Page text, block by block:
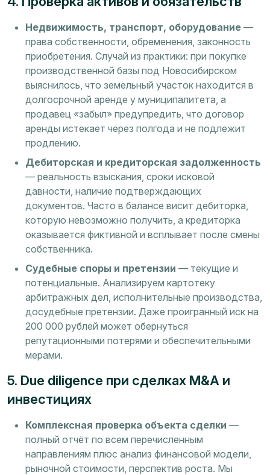
Недвижимость, транспорт, оборудование —
права собственности, обременения, законность
приобретения. Случай из практики: при покупке
производственной базы под Новосибирском
выяснилось, что земельный участок находится в
долгосрочной аренде у муниципалитета, а
продавец «забыл» предупредить, что договор
аренды истекает через полгода и не подлежит
продлению.
Дебиторская и кредиторская задолженность
— реальность взыскания, сроки исковой
давности, наличие подтверждающих
документов. Часто в балансе висит дебиторка,
которую невозможно получить, а кредиторка
оказывается фиктивной и всплывает после смены
собственника.
Судебные споры и претензии — текущие и
потенциальные. Анализируем картотеку
арбитражных дел, исполнительные производства,
досудебные претензии. Даже проигранный иск на
200 000 рублей может обернуться
репутационными потерями и обеспечительными
мерами.
5. Due diligence при сделках M&A и
инвестициях
Комплексная проверка объекта сделки —
полный отчёт по всем перечисленным
направлениям плюс анализ финансовой модели,
рыночной стоимости, перспектив роста. Мы